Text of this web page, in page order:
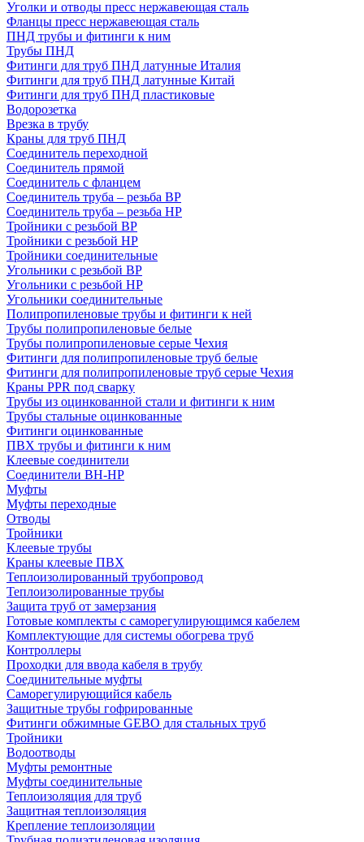
Уголки и отводы пресс нержавеющая сталь
Фланцы пресс нержавеющая сталь
ПНД трубы и фитинги к ним
Трубы ПНД
Фитинги для труб ПНД латунные Италия
Фитинги для труб ПНД латунные Китай
Фитинги для труб ПНД пластиковые
Водорозетка
Врезка в трубу
Краны для труб ПНД
Соединитель переходной
Соединитель прямой
Соединитель с фланцем
Соединитель труба – резьба ВР
Соединитель труба – резьба НР
Тройники с резьбой ВР
Тройники с резьбой НР
Тройники соединительные
Угольники с резьбой ВР
Угольники с резьбой НР
Угольники соединительные
Полипропиленовые трубы и фитинги к ней
Трубы полипропиленовые белые
Трубы полипропиленовые серые Чехия
Фитинги для полипропиленовые труб белые
Фитинги для полипропиленовые труб серые Чехия
Краны PPR под сварку
Трубы из оцинкованной стали и фитинги к ним
Трубы стальные оцинкованные
Фитинги оцинкованные
ПВХ трубы и фитинги к ним
Клеевые соединители
Соединители ВН-НР
Муфты
Муфты переходные
Отводы
Тройники
Клеевые трубы
Краны клеевые ПВХ
Теплоизолированный трубопровод
Теплоизолированные трубы
Защита труб от замерзания
Готовые комплекты с саморегулирующимся кабелем
Комплектующие для системы обогрева труб
Контроллеры
Проходки для ввода кабеля в трубу
Соединительные муфты
Саморегулирующийся кабель
Защитные трубы гофрированные
Фитинги обжимные GEBO для стальных труб
Тройники
Водоотводы
Муфты ремонтные
Муфты соединительные
Теплоизоляция для труб
Защитная теплоизоляция
Крепление теплоизоляции